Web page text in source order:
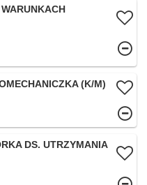
(K/M)
DS. UTRZYMANIA